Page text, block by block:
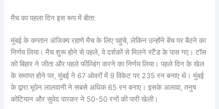
मैच का पहला दिन इस रूप में बीता:
मुंबई के कप्तान अंजिक्य रहाणे मैच के लिए पहुंचे, लेकिन उन्होंने बेंच पर बैठने का
निर्णय लिया। मैच शुरू होने से पहले, वे दर्शकों से मिलने स्टैंड के पास गए। टॉस
को बिहार ने जीता और पहले फील्डिंग करने का निर्णय लिया। पहले दिन के खेल
के समाप्त होने पर, मुंबई ने 67 ओवरों में 9 विकेट पर 235 रन बनाए थे। मुंबई
के द्वारा भूपेन लालवानी ने सबसे अधिक 65 रन बनाए। इसके अलावा, तनुष
कोटियान और सुवेद पारकर ने 50-50 रनों की पारी खेली।